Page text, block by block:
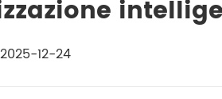
12-24